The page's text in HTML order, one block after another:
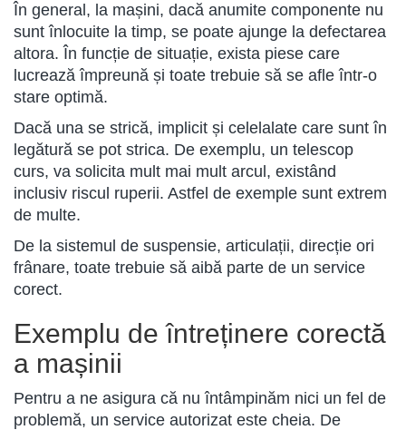
În general, la mașini, dacă anumite componente nu
sunt înlocuite la timp, se poate ajunge la defectarea
altora. În funcție de situație, exista piese care
lucrează împreună și toate trebuie să se afle într-o
stare optimă.
Dacă una se strică, implicit și celelalate care sunt în
legătură se pot strica. De exemplu, un telescop
curs, va solicita mult mai mult arcul, existând
inclusiv riscul ruperii. Astfel de exemple sunt extrem
de multe.
De la sistemul de suspensie, articulații, direcție ori
frânare, toate trebuie să aibă parte de un service
corect.
Exemplu de întreținere corectă
a mașinii
Pentru a ne asigura că nu întâmpinăm nici un fel de
problemă, un service autorizat este cheia. De